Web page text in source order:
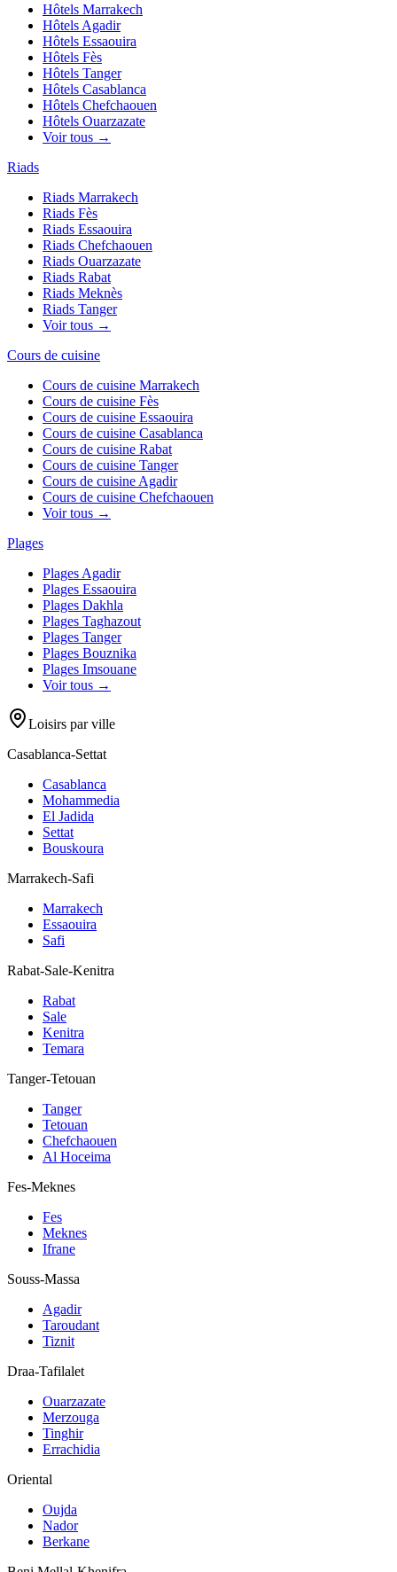
Hôtels Marrakech
Hôtels Agadir
Hôtels Essaouira
Hôtels Fès
Hôtels Tanger
Hôtels Casablanca
Hôtels Chefchaouen
Hôtels Ouarzazate
Voir tous →
Riads
Riads Marrakech
Riads Fès
Riads Essaouira
Riads Chefchaouen
Riads Ouarzazate
Riads Rabat
Riads Meknès
Riads Tanger
Voir tous →
Cours de cuisine
Cours de cuisine Marrakech
Cours de cuisine Fès
Cours de cuisine Essaouira
Cours de cuisine Casablanca
Cours de cuisine Rabat
Cours de cuisine Tanger
Cours de cuisine Agadir
Cours de cuisine Chefchaouen
Voir tous →
Plages
Plages Agadir
Plages Essaouira
Plages Dakhla
Plages Taghazout
Plages Tanger
Plages Bouznika
Plages Imsouane
Voir tous →
Loisirs par ville
Casablanca-Settat
Casablanca
Mohammedia
El Jadida
Settat
Bouskoura
Marrakech-Safi
Marrakech
Essaouira
Safi
Rabat-Sale-Kenitra
Rabat
Sale
Kenitra
Temara
Tanger-Tetouan
Tanger
Tetouan
Chefchaouen
Al Hoceima
Fes-Meknes
Fes
Meknes
Ifrane
Souss-Massa
Agadir
Taroudant
Tiznit
Draa-Tafilalet
Ouarzazate
Merzouga
Tinghir
Errachidia
Oriental
Oujda
Nador
Berkane